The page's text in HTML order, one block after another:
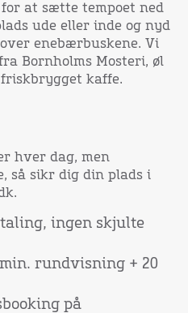
at sætte tempoet ned
ude eller inde og nyd
enebærbuskene. Vi
Bornholms Mosteri, øl
kaffe.
hver dag, men
så sikr dig din plads i
ingen skjulte
rundvisning + 20
på